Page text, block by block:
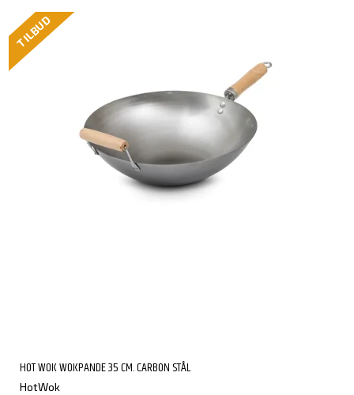
TILBUD
HOT WOK WOKPANDE 35 CM. CARBON STÅL
HotWok